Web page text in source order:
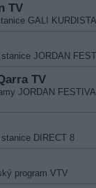
TV
GALI
JORDAN
TV
JORDAN
DIRECT 8
program VTV